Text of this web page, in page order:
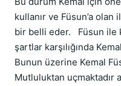
kullanır ve Füsun’a
bir belli eder. Füsun ile
şartlar karşılığında
Bunun üzerine Kemal
Mutluluktan uçmaktadır